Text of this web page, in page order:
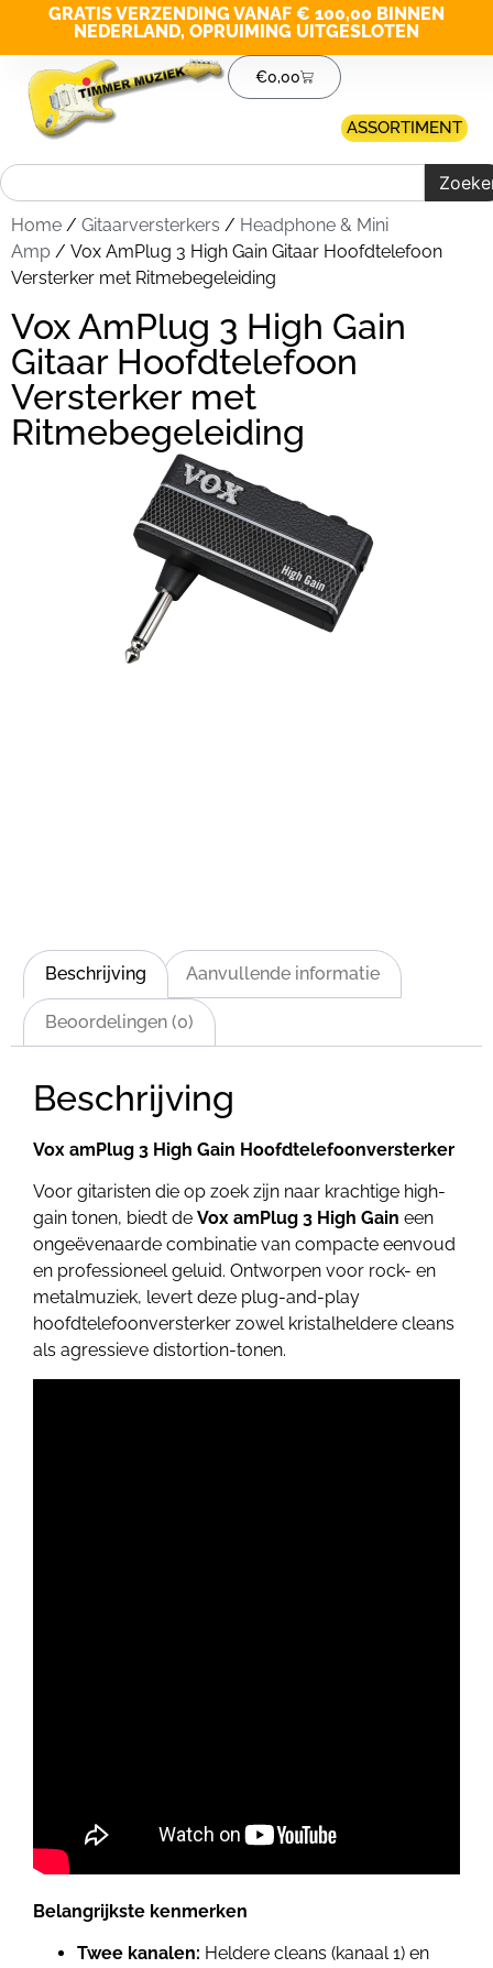
GRATIS VERZENDING VANAF € 100,00 BINNEN
NEDERLAND, OPRUIMING UITGESLOTEN
€0,00
ASSORTIMENT
Home / Gitaarversterkers / Headphone & Mini
Amp / Vox AmPlug 3 High Gain Gitaar Hoofdtelefoon
Versterker met Ritmebegeleiding
Vox AmPlug 3 High Gain
Gitaar Hoofdtelefoon
Versterker met
Ritmebegeleiding
Beschrijving Aanvullende informatie
Beoordelingen (0)
Beschrijving
Vox amPlug 3 High Gain Hoofdtelefoonversterker
Voor gitaristen die op zoek zijn naar krachtige high-
gain tonen, biedt de Vox amPlug 3 High Gain een
ongeëvenaarde combinatie van compacte eenvoud
en professioneel geluid. Ontworpen voor rock- en
metalmuziek, levert deze plug-and-play
hoofdtelefoonversterker zowel kristalheldere cleans
als agressieve distortion-tonen.
Belangrijkste kenmerken
Twee kanalen: Heldere cleans (kanaal 1) en